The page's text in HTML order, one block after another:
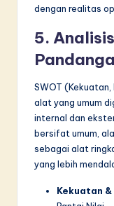
dengan realitas
5.
SWOT (Kekuatan,
alat yang umum
internal dan
bersifat umum,
sebagai alat
yang lebih
Kekuatan &